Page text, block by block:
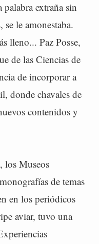
extraña sin
le amonestaba.
lleno... Paz Posse,
de las Ciencias de
de incorporar a
donde chavales de
contenidos y
los Museos
de temas
en los periódicos
aviar, tuvo una